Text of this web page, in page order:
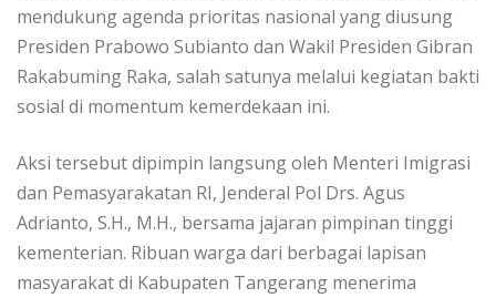
mendukung agenda prioritas nasional yang diusung
Presiden Prabowo Subianto dan Wakil Presiden Gibran
Rakabuming Raka, salah satunya melalui kegiatan bakti
sosial di momentum kemerdekaan ini.
Aksi tersebut dipimpin langsung oleh Menteri Imigrasi
dan Pemasyarakatan RI, Jenderal Pol Drs. Agus
Adrianto, S.H., M.H., bersama jajaran pimpinan tinggi
kementerian. Ribuan warga dari berbagai lapisan
masyarakat di Kabupaten Tangerang menerima